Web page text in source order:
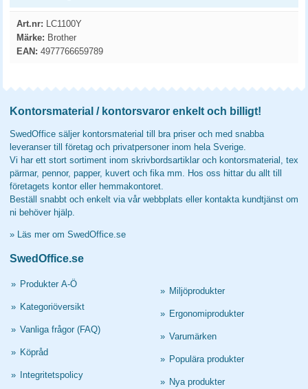
Art.nr: LC1100Y
Märke: Brother
EAN: 4977766659789
Kontorsmaterial / kontorsvaror enkelt och billigt!
SwedOffice säljer kontorsmaterial till bra priser och med snabba
leveranser till företag och privatpersoner inom hela Sverige.
Vi har ett stort sortiment inom skrivbordsartiklar och kontorsmaterial, tex
pärmar, pennor, papper, kuvert och fika mm. Hos oss hittar du allt till
företagets kontor eller hemmakontoret.
Beställ snabbt och enkelt via vår webbplats eller kontakta kundtjänst om
ni behöver hjälp.
» Läs mer om SwedOffice.se
SwedOffice.se
» Produkter A-Ö
» Kategoriöversikt
» Vanliga frågor (FAQ)
» Köpråd
» Integritetspolicy
» Miljöprodukter
» Ergonomiprodukter
» Varumärken
» Populära produkter
» Nya produkter